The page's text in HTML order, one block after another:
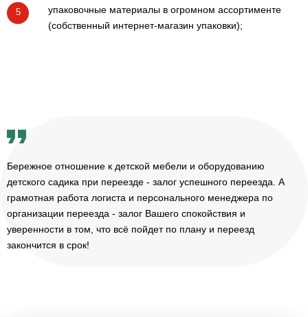
5
упаковочные материалы в огромном ассортименте
(собственный интернет-магазин упаковки);
Бережное отношение к детской мебели и оборудованию
детского садика при переезде - залог успешного переезда. А
грамотная работа логиста и персонального менеджера по
организации переезда - залог Вашего спокойствия и
уверенности в том, что всё пойдет по плану и переезд
закончится в срок!